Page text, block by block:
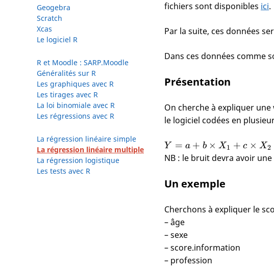
Geogebra
Scratch
Xcas
Le logiciel R
R et Moodle : SARP.Moodle
Généralités sur R
Les graphiques avec R
Les tirages avec R
La loi binomiale avec R
Les régressions avec R
La régression linéaire simple
La régression linéaire multiple
La régression logistique
Les tests avec R
fichiers sont disponibles ici.
Par la suite, ces données
Dans ces données comme
Présentation
On cherche à expliquer
le logiciel codées en
Y=a+b
\times
c
X_2 +
\cdots
+ bruit
Y = a + b × X1 + c × X2
NB : le bruit devra avoir
Un exemple
Cherchons à expliquer le
– âge
– sexe
– score.information
– profession